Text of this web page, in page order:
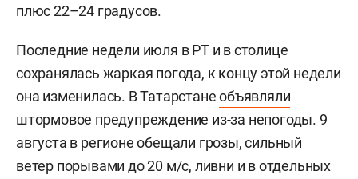
плюс 22–24 градусов.
Последние недели июля в РТ и в столице
сохранялась жаркая погода, к концу этой недели
она изменилась. В Татарстанеобъявляли
штормовое предупреждение из-за непогоды. 9
августа в регионе обещали грозы, сильный
ветер порывами до 20 м/с, ливни и в отдельных